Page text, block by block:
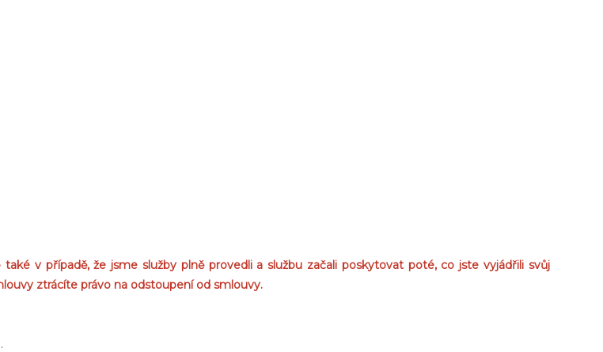
v případě, že jsme služby plně provedli a službu začali poskytovat poté, co jste vyjádřili svůj
ztrácíte právo na odstoupení od smlouvy.